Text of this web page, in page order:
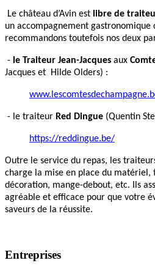
Le château d’Avin est libre de
un accompagnement gastronomique
recommandons toutefois nos deux
- le Traiteur Jean-Jacques aux
Jacques et Hilde Olders) :
- le traiteur Red Dingue (Quentin
https://reddingue.be/
Outre le service du repas, les
charge la mise en place du matériel,
décoration, mange-debout, etc. Ils
agréable et efficace pour que votre
saveurs de la réussite.
Entreprises